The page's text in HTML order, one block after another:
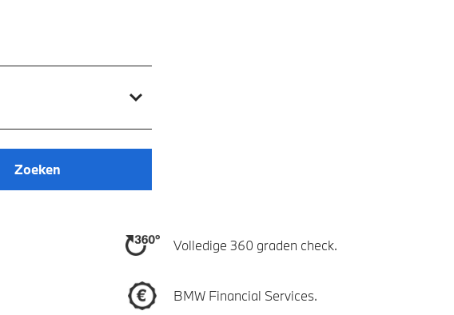
Zoeken
Volledige 360 graden check.
BMW Financial Services.